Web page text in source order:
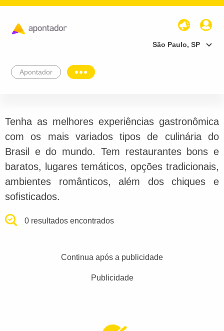
São Paulo, SP
Apontador
Tenha as melhores experiências gastronômica
com os mais variados tipos de culinária do
Brasil e do mundo. Tem restaurantes bons e
baratos, lugares temáticos, opções tradicionais,
ambientes românticos, além dos chiques e
sofisticados.
0 resultados encontrados
Continua após a publicidade
Publicidade